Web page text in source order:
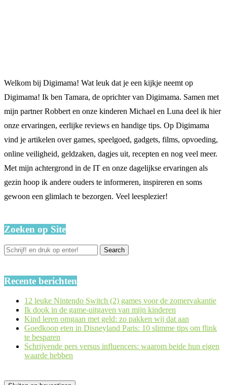
Welkom bij Digimama! Wat leuk dat je een kijkje neemt op
Digimama! Ik ben Tamara, de oprichter van Digimama. Samen met
mijn partner Robbert en onze kinderen Michael en Luna deel ik hier
onze ervaringen, eerlijke reviews en handige tips. Op Digimama
vind je artikelen over games, speelgoed, gadgets, films, opvoeding,
online veiligheid, geldzaken, dagjes uit, recepten en nog veel meer.
Met mijn achtergrond in de IT en onze dagelijkse ervaringen als
gezin hoop ik andere ouders te informeren, inspireren en soms
gewoon een glimlach te bezorgen. Veel leesplezier!
Zoeken op Site
Recente berichten
12 leuke Nintendo Switch (2) games voor de zomervakantie
Ik dook in de game-uitgaven van mijn kinderen
Kind leren omgaan met geld: zo pakken wij dat aan
Goedkoop eten in Disneyland Paris: 10 slimme tips om flink
te besparen
Schrijvende pers versus influencers: waarom beide hun eigen
waarde hebben